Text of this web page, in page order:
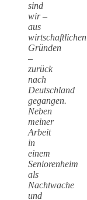
sind
wir –
aus
wirtschaftlichen
Gründen
–
zurück
nach
Deutschland
gegangen.
Neben
meiner
Arbeit
in
einem
Seniorenheim
als
Nachtwache
und